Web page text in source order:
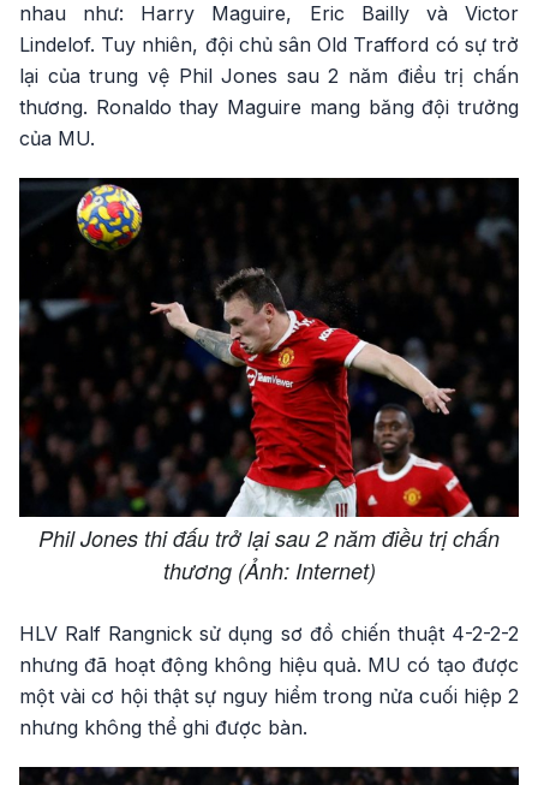
nhau như: Harry Maguire, Eric Bailly và Victor
Lindelof. Tuy nhiên, đội chủ sân Old Trafford có sự trở
lại của trung vệ Phil Jones sau 2 năm điều trị chấn
thương. Ronaldo thay Maguire mang băng đội trưởng
của MU.
Phil Jones thi đấu trở lại sau 2 năm điều trị chấn
thương (Ảnh: Internet)
HLV Ralf Rangnick sử dụng sơ đồ chiến thuật 4-2-2-2
nhưng đã hoạt động không hiệu quả. MU có tạo được
một vài cơ hội thật sự nguy hiểm trong nửa cuối hiệp 2
nhưng không thể ghi được bàn.